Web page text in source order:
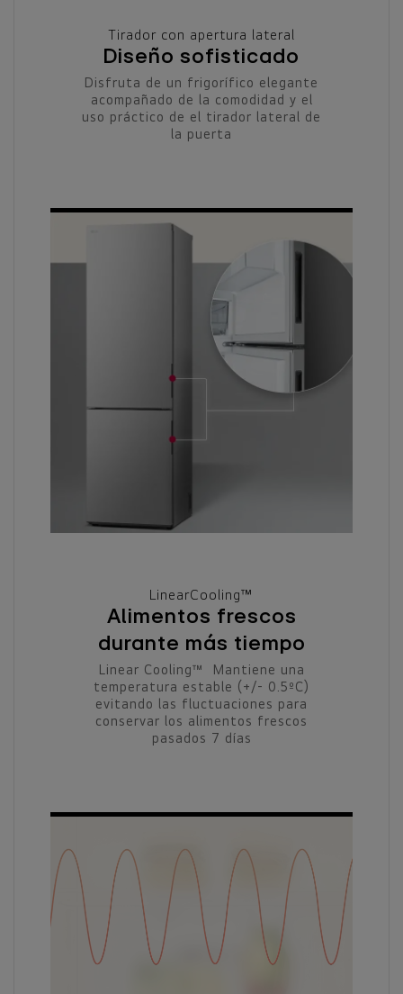
Tirador con apertura lateral
Diseño sofisticado
Disfruta de un frigorífico elegante
acompañado de la comodidad y el
uso práctico de el tirador lateral de
la puerta
LinearCooling™
Alimentos frescos
durante más tiempo
Linear Cooling™ Mantiene una
temperatura estable (+/- 0.5ºC)
evitando las fluctuaciones para
conservar los alimentos frescos
pasados 7 días